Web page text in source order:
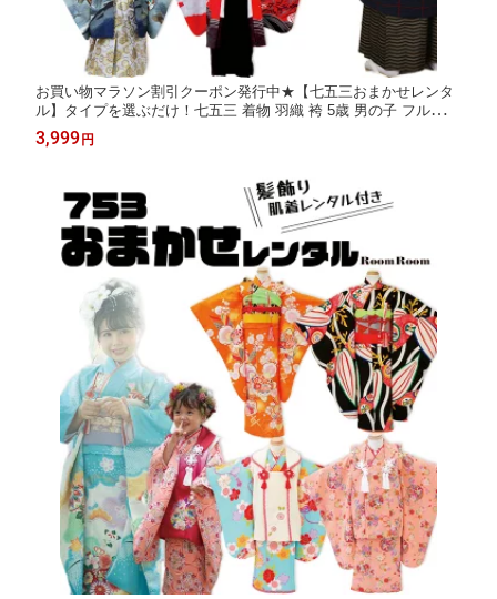
お買い物マラソン割引クーポン発行中★【七五三おまかせレンタ
ル】タイプを選ぶだけ！七五三 着物 羽織 袴 5歳 男の子 フルセッ
ト 七五三レンタル 七五三着物5歳 七五三着物 草履 懐剣 角帯 753
着物 4泊5日
3,999 円